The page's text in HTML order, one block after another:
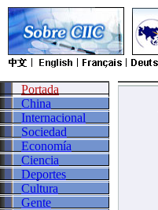
Portada
China
Internacional
Sociedad
Economía
Ciencia
Deportes
Cultura
Gente